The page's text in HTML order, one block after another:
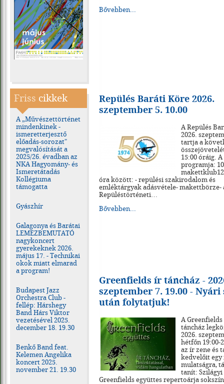
Friss cikkek
A „Művészettörténet
mindenkinek -
ismeretterjesztő
előadás-sorozat"
megvalósítását a
2025/26. évadban az
NKA Hagyomány- és
Ismeretátadás
Kollégiuma
támogatta
Gyászhír
Galagonya és Barátai
LEMEZBEMUTATÓ
nagykoncert
gyerekeknek 2026.
május 17. - Technikai
okok miatt elmarad
a program!
Budapest Jazz
Orchestra Club -
fellép: Hárshegy
Band Hárs Viktor
vezetésével 2025.
december 18. 19.30
Benkő Band feat.
Kelemen Angelika
koncert 2025.
november 21. 19.30
Bővebben...
Repülés Baráti Köre 2026.
szeptember 5. 10.00
A Repülés
2026.
tartja a
15:00 óráig.
programja:
óra között: - repülési szakirodalom és
emléktárgyak adásvétele- makettbörze-
Repüléstörténeti…
Bővebben...
Greenfields ír táncház -
szeptember 7. 19.00 - Nyári
után folytatjuk!
A
táncház
2026.
hétfőn 19:00-
az ír zene és
kedvelőit egy
mulatságra,
tanít: Szilágyi
Greenfields együttes repertoárja